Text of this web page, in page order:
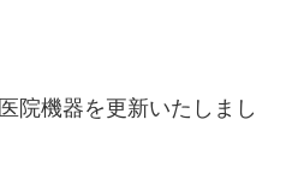
院機器を更新いたしまし